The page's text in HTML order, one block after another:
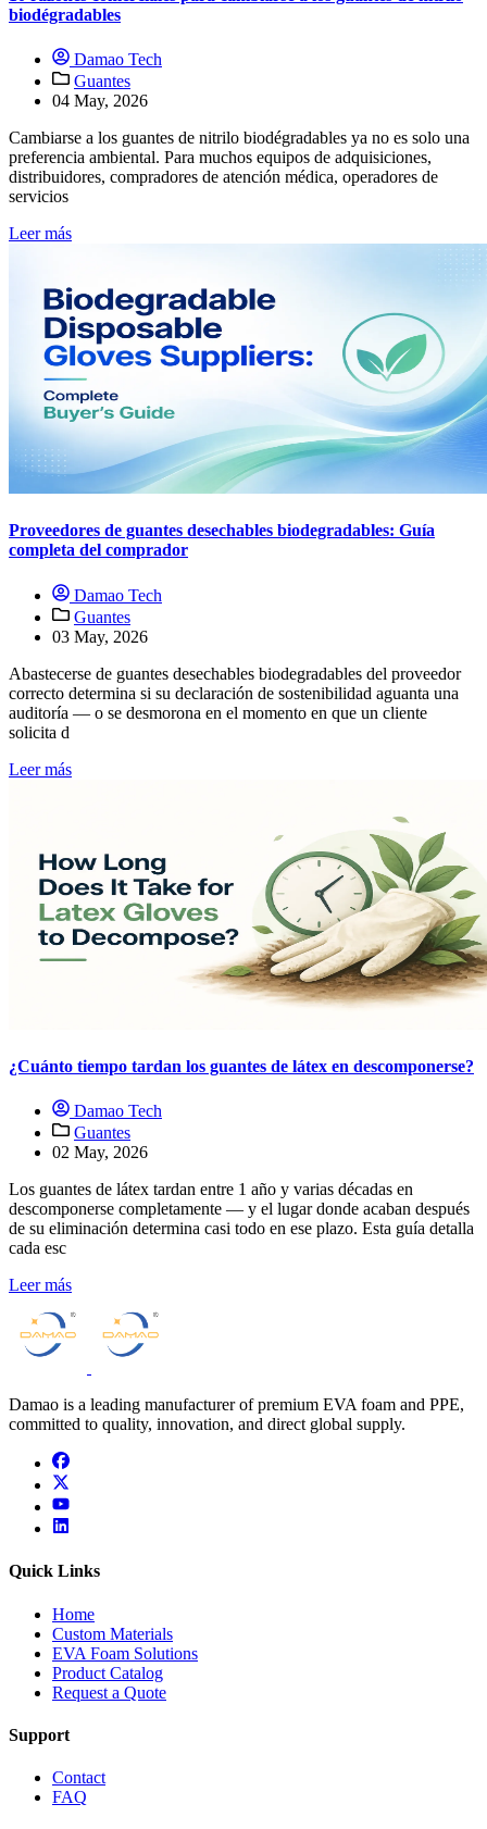
biodégradables
Damao Tech
Guantes
04 May, 2026
Cambiarse a los guantes de nitrilo biodégradables ya no es solo una
preferencia ambiental. Para muchos equipos de adquisiciones,
distribuidores, compradores de atención médica, operadores de
servicios
Leer más
Proveedores de guantes desechables biodegradables: Guía
completa del comprador
Damao Tech
Guantes
03 May, 2026
Abastecerse de guantes desechables biodegradables del proveedor
correcto determina si su declaración de sostenibilidad aguanta una
auditoría — o se desmorona en el momento en que un cliente
solicita d
Leer más
¿Cuánto tiempo tardan los guantes de látex en descomponerse?
Damao Tech
Guantes
02 May, 2026
Los guantes de látex tardan entre 1 año y varias décadas en
descomponerse completamente — y el lugar donde acaban después
de su eliminación determina casi todo en ese plazo. Esta guía detalla
cada esc
Leer más
Damao is a leading manufacturer of premium EVA foam and PPE,
committed to quality, innovation, and direct global supply.
facebook
x
youtube
linkedin
Quick Links
Home
Custom Materials
EVA Foam Solutions
Product Catalog
Request a Quote
Support
Contact
FAQ